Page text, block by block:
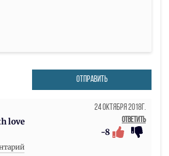
ОТПРАВИТЬ
love
24 Октября 2018г.
Ответить
-8